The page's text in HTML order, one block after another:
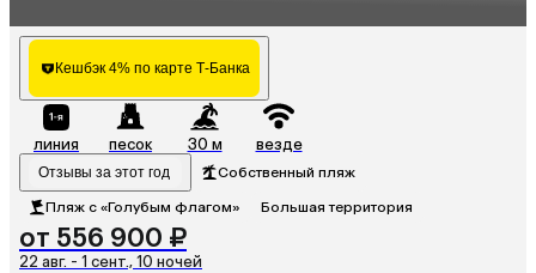
Кешбэк 4% по карте Т-Банка
линия песок 30 м везде
Отзывы за этот год Собственный пляж
Пляж с «Голубым флагом» Большая территория
от 556 900 ₽
22 авг. - 1 сент., 10 ночей